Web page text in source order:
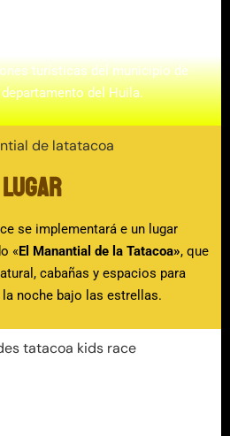
turísticas del municipio de
del Huila.
LUGAR
se implementará e un lugar
«El Manantial de la Tatacoa», que
cabañas y espacios para
noche bajo las estrellas.